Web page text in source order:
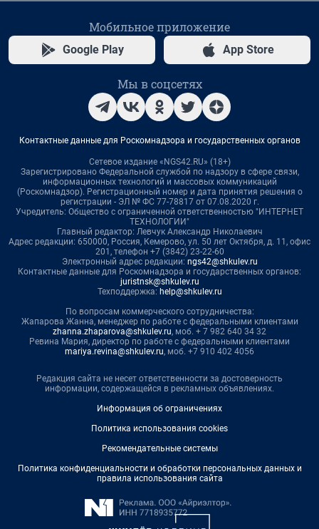
Мобильное приложение
Google Play App Store
Мы в соцсетях
Контактные данные для Роскомнадзора и государственных органов
Сетевое издание «NGS42.RU» (18+)
Зарегистрировано Федеральной службой по надзору в сфере связи,
информационных технологий и массовых коммуникаций
(Роскомнадзор). Регистрационный номер и дата принятия решения о
регистрации - ЭЛ № ФС 77-78817 от 07.08.2020 г.
Учредитель: Общество с ограниченной ответственностью "ИНТЕРНЕТ
ТЕХНОЛОГИИ"
Главный редактор: Левчук Александр Николаевич
Адрес редакции: 650000, Россия, Кемерово, ул. 50 лет Октября, д. 11, офис
201, телефон +7 (3842) 23-22-60
Электронный адрес редакции: ngs42@shkulev.ru
Контактные данные для Роскомнадзора и государственных органов:
juristnsk@shkulev.ru
Техподдержка: help@shkulev.ru
По вопросам коммерческого сотрудничества:
Жапарова Жанна, менеджер по работе с федеральными клиентами
zhanna.zhaparova@shkulev.ru, моб. + 7 982 640 34 32
Ревина Мария, директор по работе с федеральными клиентами
mariya.revina@shkulev.ru, моб. +7 910 402 4056
Редакция сайта не несет ответственности за достоверность
информации, содержащейся в рекламных объявлениях.
Информация об ограничениях
Политика использования cookies
Рекомендательные системы
Политика конфиденциальности и обработки персональных данных и
правила использования сайта